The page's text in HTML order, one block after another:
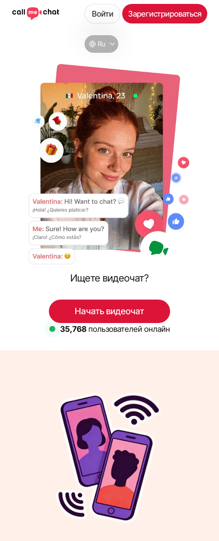
Ru
Войти Зарегистрироваться
Ищете видеочат?
Начать видеочат
35,768пользователей онлайн